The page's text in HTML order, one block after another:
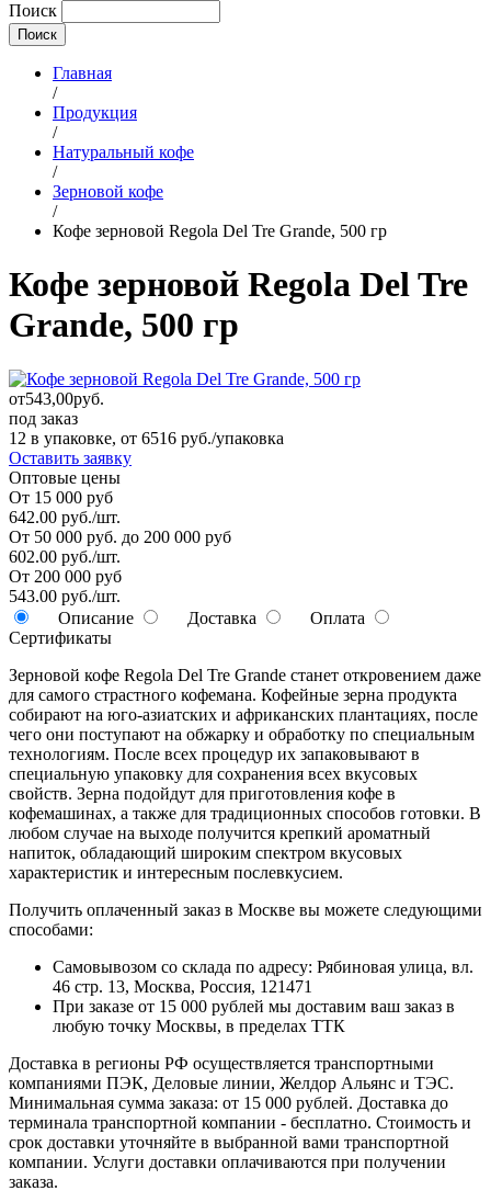
Поиск
Главная
/
Продукция
/
Натуральный кофе
/
Зерновой кофе
/
Кофе зерновой Regola Del Tre Grande, 500 гр
Кофе зерновой Regola Del Tre
Grande, 500 гр
от543,00руб.
под заказ
12 в упаковке, от 6516 руб./упаковка
Оставить заявку
Оптовые цены
От 15 000 руб
642.00 руб./шт.
От 50 000 руб. до 200 000 руб
602.00 руб./шт.
От 200 000 руб
543.00 руб./шт.
Описание
Доставка
Оплата
Сертификаты
Зерновой кофе Regola Del Tre Grande станет откровением даже
для самого страстного кофемана. Кофейные зерна продукта
собирают на юго-азиатских и африканских плантациях, после
чего они поступают на обжарку и обработку по специальным
технологиям. После всех процедур их запаковывают в
специальную упаковку для сохранения всех вкусовых
свойств. Зерна подойдут для приготовления кофе в
кофемашинах, а также для традиционных способов готовки. В
любом случае на выходе получится крепкий ароматный
напиток, обладающий широким спектром вкусовых
характеристик и интересным послевкусием.
Получить оплаченный заказ в Москве вы можете следующими
способами:
Самовывозом со склада по адресу: Рябиновая улица, вл.
46 стр. 13, Москва, Россия, 121471
При заказе от 15 000 рублей мы доставим ваш заказ в
любую точку Москвы, в пределах ТТК
Доставка в регионы РФ осуществляется транспортными
компаниями ПЭК, Деловые линии, Желдор Альянс и ТЭС.
Минимальная сумма заказа: от 15 000 рублей. Доставка до
терминала транспортной компании - бесплатно. Стоимость и
срок доставки уточняйте в выбранной вами транспортной
компании. Услуги доставки оплачиваются при получении
заказа.